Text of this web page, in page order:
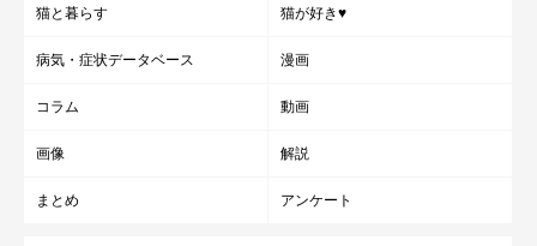
猫と暮らす 猫が好き♥
病気・症状データベース 漫画
コラム 動画
画像 解説
まとめ アンケート